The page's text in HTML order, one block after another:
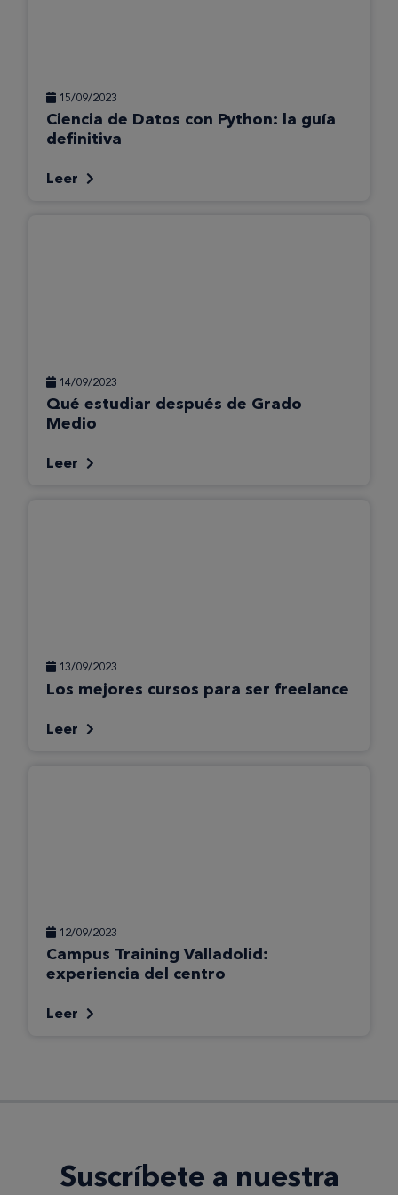
15/09/2023
Ciencia de Datos con Python: la guía
definitiva
Leer
14/09/2023
Qué estudiar después de Grado
Medio
Leer
13/09/2023
Los mejores cursos para ser freelance
Leer
12/09/2023
Campus Training Valladolid:
experiencia del centro
Leer
Suscríbete a nuestra